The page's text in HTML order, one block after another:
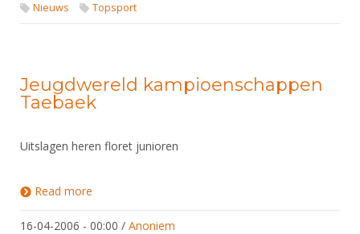
Nieuws Topsport
Jeugdwereld kampioenschappen
Taebaek
Uitslagen heren floret junioren
Read more
16-04-2006 - 00:00 / Anoniem